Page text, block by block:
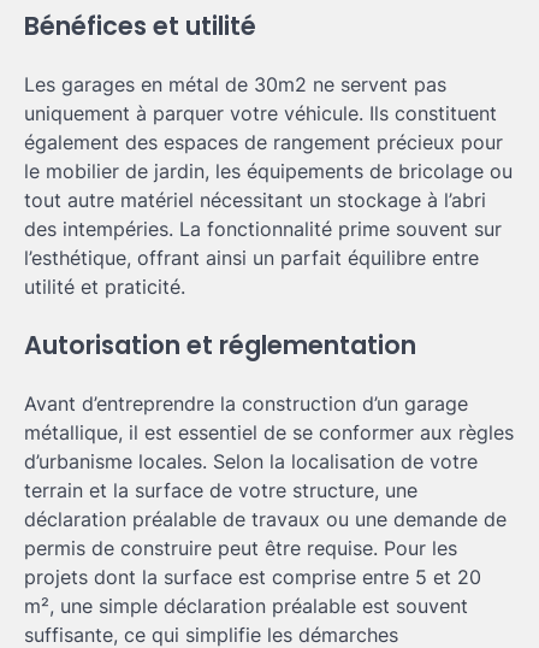
Bénéfices et utilité
Les garages en métal de 30m2 ne servent pas
uniquement à parquer votre véhicule. Ils constituent
également des espaces de rangement précieux pour
le mobilier de jardin, les équipements de bricolage ou
tout autre matériel nécessitant un stockage à l’abri
des intempéries. La fonctionnalité prime souvent sur
l’esthétique, offrant ainsi un parfait équilibre entre
utilité et praticité.
Autorisation et réglementation
Avant d’entreprendre la construction d’un garage
métallique, il est essentiel de se conformer aux règles
d’urbanisme locales. Selon la localisation de votre
terrain et la surface de votre structure, une
déclaration préalable de travaux ou une demande de
permis de construire peut être requise. Pour les
projets dont la surface est comprise entre 5 et 20
m², une simple déclaration préalable est souvent
suffisante, ce qui simplifie les démarches